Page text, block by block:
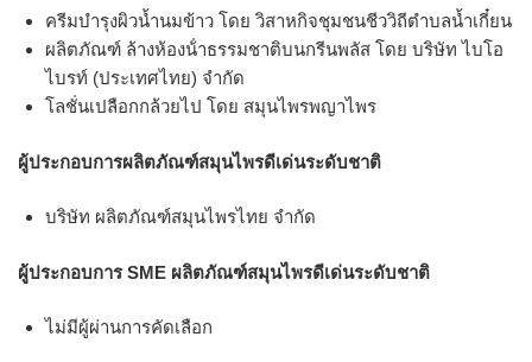
ครีมบํารุงผิวน้ำนมข้าว โดย วิสาหกิจชุมชนชีววิถีตําบลน้ำเกี๋ยน
ผลิตภัณฑ์ ล้างห้องน้ําธรรมชาติบนกรีนพลัส โดย บริษัท ไบโอ
ไบรท์ (ประเทศไทย) จํากัด
โลชั่นเปลือกกล้วยไป โดย สมุนไพรพญาไพร
ผู้ประกอบการผลิตภัณฑ์สมุนไพรดีเด่นระดับชาติ
บริษัท ผลิตภัณฑ์สมุนไพรไทย จํากัด
ผู้ประกอบการ SME ผลิตภัณฑ์สมุนไพรดีเด่นระดับชาติ
ไม่มีผู้ผ่านการคัดเลือก